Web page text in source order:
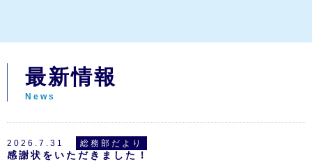
最新情報
News
2026.7.31 総務部だより
感謝状をいただきました！